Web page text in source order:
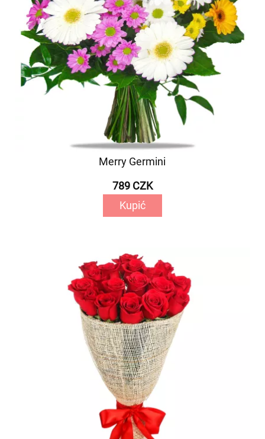
Merry Germini
789 CZK
Kupić